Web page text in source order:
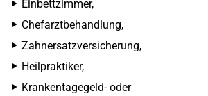
Einbettzimmer,
Chefarztbehandlung,
Zahnersatzversicherung,
Heilpraktiker,
Krankentagegeld- oder